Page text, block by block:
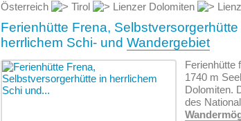
Österreich Tirol Lienzer Dolomiten Lienz
Ferienhütte Frena, Selbstversorgerhütte
herrlichem Schi- und Wandergebiet
Ferienhütte
1740 m
Dolomiten.
des